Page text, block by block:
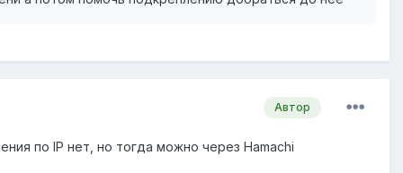
Автор
по IP нет, но тогда можно через Hamachi